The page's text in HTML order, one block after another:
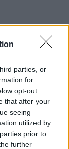
parties, or
for
opt-out
that after your
seeing
utilized by
prior to
further